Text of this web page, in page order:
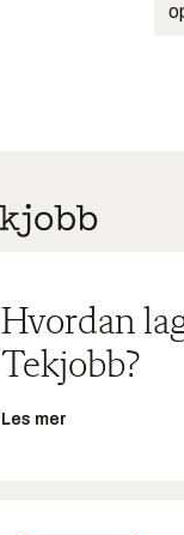
Hvordan
Tekjobb?
Les mer